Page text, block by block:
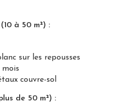
à 50 m²) :
sur les repousses
mois
couvre-sol
de 50 m²) :